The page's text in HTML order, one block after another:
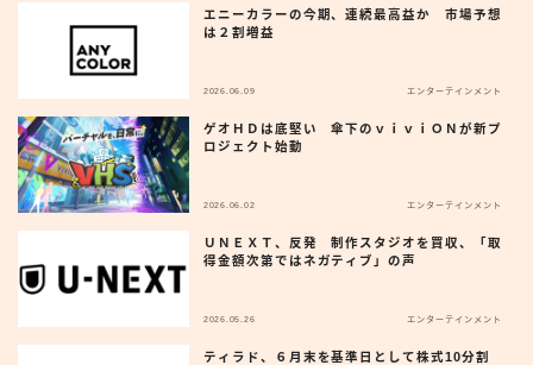
エニーカラーの今期、連続最高益か 市場予想
は２割増益
2026.06.09 エンターテインメント
ゲオＨＤは底堅い 傘下のｖｉｖｉＯＮが新プ
ロジェクト始動
2026.06.02 エンターテインメント
ＵＮＥＸＴ、反発 制作スタジオを買収、「取
得金額次第ではネガティブ」の声
2026.05.26 エンターテインメント
ティラド、６月末を基準日として株式10分割